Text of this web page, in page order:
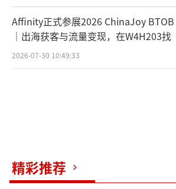
Affinity正式参展2026 ChinaJoy BTOB
｜出海获客与流量变现，在W4H203找
2026-07-30 10:49:33
精彩推荐